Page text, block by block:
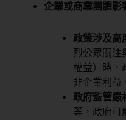
企業或商業團體影
政策涉及高
烈公眾關注
權益）時，
非企業利益
政府監管嚴
等，政府可